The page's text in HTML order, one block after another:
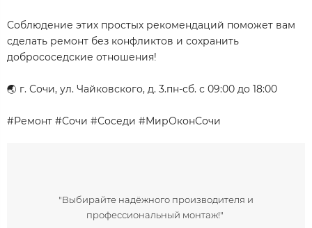
Соблюдение этих простых рекомендаций поможет вам
сделать ремонт без конфликтов и сохранить
добрососедские отношения!
🌏 г. Сочи, ул. Чайковского, д. 3.пн-сб. с 09:00 до 18:00
#Ремонт #Сочи #Соседи #МирОконСочи
"Выбирайте надёжного производителя и
профессиональный монтаж!"